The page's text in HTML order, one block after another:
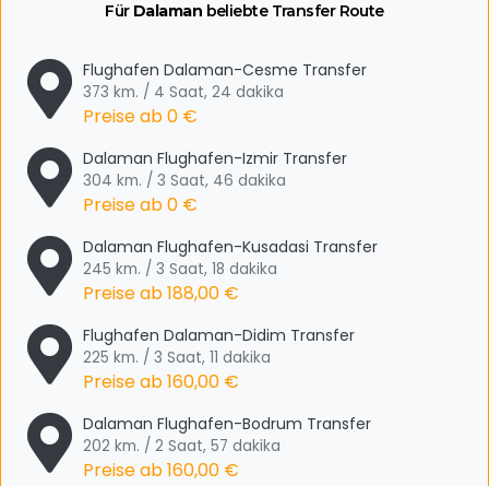
Für Dalaman beliebte Transfer Route
Flughafen Dalaman-Cesme Transfer
373 km. / 4 Saat, 24 dakika
Preise ab0 €
Dalaman Flughafen-Izmir Transfer
304 km. / 3 Saat, 46 dakika
Preise ab0 €
Dalaman Flughafen-Kusadasi Transfer
245 km. / 3 Saat, 18 dakika
Preise ab188,00 €
Flughafen Dalaman-Didim Transfer
225 km. / 3 Saat, 11 dakika
Preise ab160,00 €
Dalaman Flughafen-Bodrum Transfer
202 km. / 2 Saat, 57 dakika
Preise ab160,00 €